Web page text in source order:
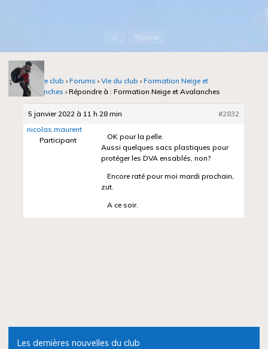
AccueilRéponse
Notre club › Forums › Vie du club › Formation Neige et
Avalanches › Répondre à : Formation Neige et Avalanches
5 janvier 2022 à 11 h 28 min
#2832
nicolas.maurent
Participant
OK pour la pelle.
Aussi quelques sacs plastiques pour
protéger les DVA ensablés, non?
Encore raté pour moi mardi prochain,
zut.
A ce soir.
Les dernières nouvelles du club